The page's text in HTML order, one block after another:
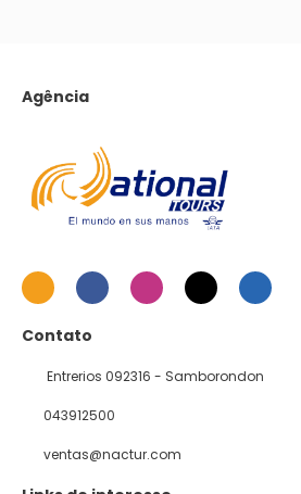
Agência
Contato
Entrerios 092316 - Samborondon
043912500
ventas@nactur.com